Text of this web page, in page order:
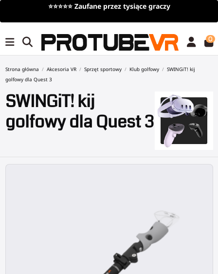
Darmowa dostawaprzy zamówieniach powyżej 100€/115$ (limit
0
Strona główna Akcesoria VR Sprzęt sportowy Klub golfowy
SWINGiT! kij
golfowy dla Quest 3
SWINGiT! kij
golfowy dla Quest 3